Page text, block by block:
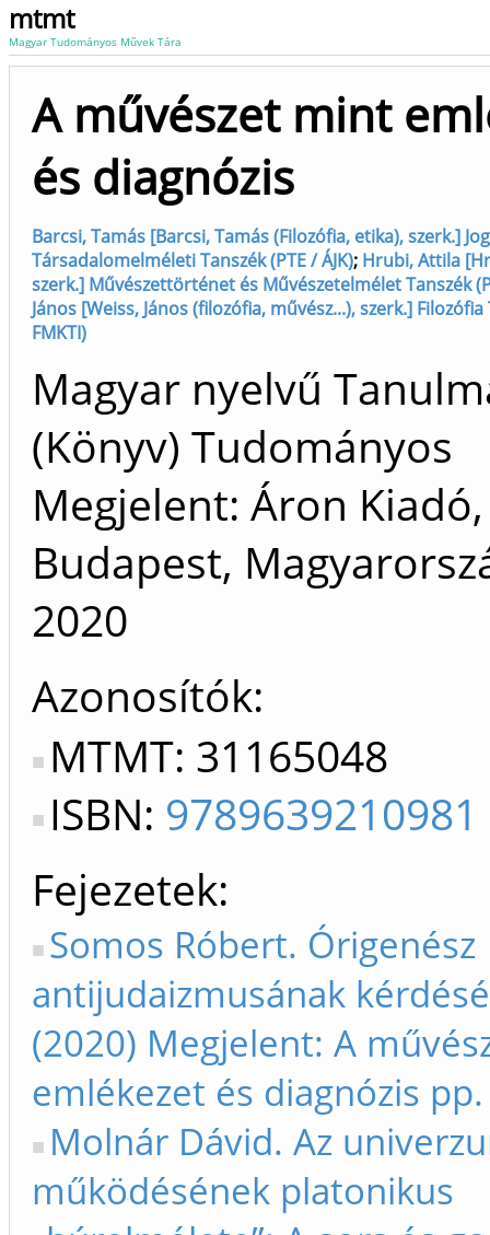
mtmt
Magyar Tudományos Művek Tára
A művészet mint
és diagnózis
Barcsi, Tamás [Barcsi, Tamás (Filozófia, etika), szerk.]
Társadalomelméleti Tanszék (PTE / ÁJK); Hrubi, Attila
szerk.] Művészettörténet és Művészetelmélet Tanszék
János [Weiss, János (filozófia, művész...), szerk.] Filozófia
FMKTI)
Magyar nyelvű
(Könyv) Tudományos
Megjelent: Áron Kiadó,
Budapest,
2020
Azonosítók
MTMT: 31165048
ISBN: 9789639210981
Fejezetek
Somos Róbert. Órigenész
antijudaizmusának
(2020) Megjelent: A
emlékezet és diagnózis
Molnár Dávid. Az
működésének platonikus